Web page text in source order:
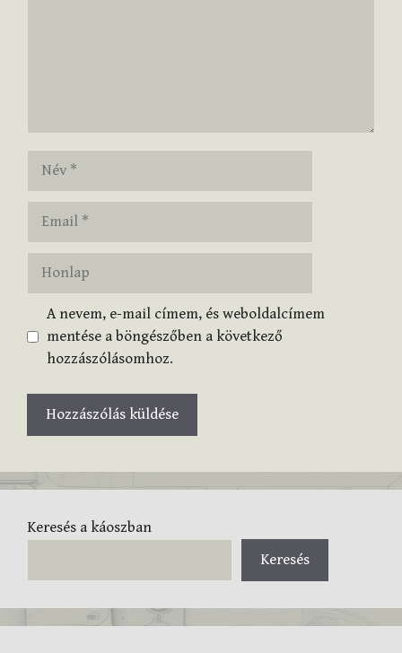
Honlap
A nevem, e-mail címem, és weboldalcímem
mentése a böngészőben a következő
hozzászólásomhoz.
Keresés a káoszban
Keresés